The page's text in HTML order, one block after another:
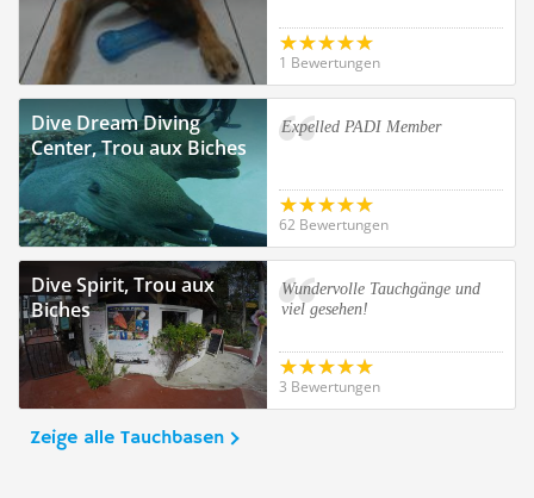
1 Bewertungen
Dive Dream Diving
Center, Trou aux Biches
Expelled PADI Member
62 Bewertungen
Dive Spirit, Trou aux
Biches
Wundervolle Tauchgänge und
viel gesehen!
3 Bewertungen
Zeige alle Tauchbasen